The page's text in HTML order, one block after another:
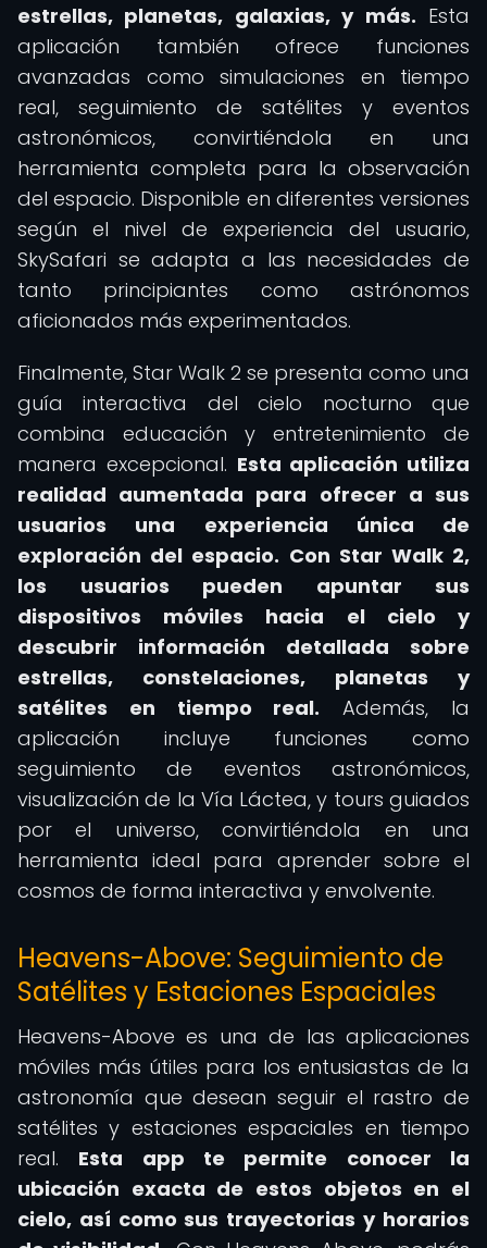
estrellas, planetas, galaxias, y más. Esta
aplicación también ofrece funciones
avanzadas como simulaciones en tiempo
real, seguimiento de satélites y eventos
astronómicos, convirtiéndola en una
herramienta completa para la observación
del espacio. Disponible en diferentes versiones
según el nivel de experiencia del usuario,
SkySafari se adapta a las necesidades de
tanto principiantes como astrónomos
aficionados más experimentados.
Finalmente, Star Walk 2 se presenta como una
guía interactiva del cielo nocturno que
combina educación y entretenimiento de
manera excepcional. Esta aplicación utiliza
realidad aumentada para ofrecer a sus
usuarios una experiencia única de
exploración del espacio. Con Star Walk 2,
los usuarios pueden apuntar sus
dispositivos móviles hacia el cielo y
descubrir información detallada sobre
estrellas, constelaciones, planetas y
satélites en tiempo real. Además, la
aplicación incluye funciones como
seguimiento de eventos astronómicos,
visualización de la Vía Láctea, y tours guiados
por el universo, convirtiéndola en una
herramienta ideal para aprender sobre el
cosmos de forma interactiva y envolvente.
Heavens-Above: Seguimiento de
Satélites y Estaciones Espaciales
Heavens-Above es una de las aplicaciones
móviles más útiles para los entusiastas de la
astronomía que desean seguir el rastro de
satélites y estaciones espaciales en tiempo
real. Esta app te permite conocer la
ubicación exacta de estos objetos en el
cielo, así como sus trayectorias y horarios